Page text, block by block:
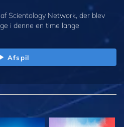
Scientology Network, der blev
i denne en time lange
Afspil